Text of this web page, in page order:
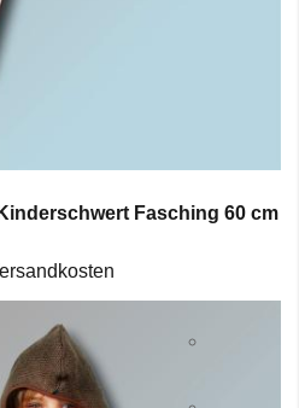
Fasching 60 cm